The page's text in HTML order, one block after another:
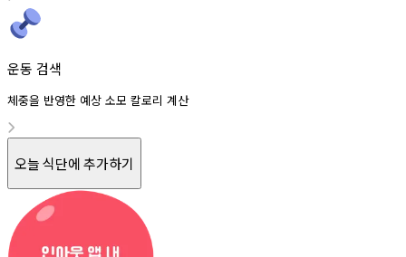
운동 검색
체중을 반영한 예상 소모 칼로리 계산
오늘 식단에 추가하기